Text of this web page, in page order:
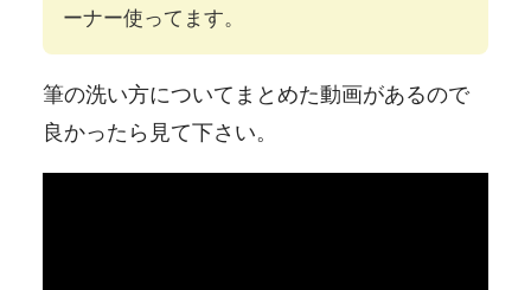
ーナー使ってます。
筆の洗い方についてまとめた動画があるので
良かったら見て下さい。